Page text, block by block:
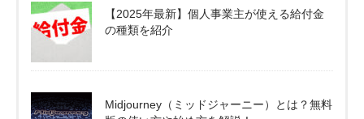
【2025年最新】個人事業主が使える給付金
の種類を紹介
Midjourney（ミッドジャーニー）とは？無料